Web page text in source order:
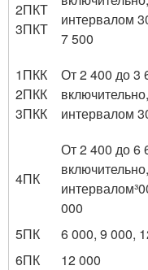
2ПКТ
3ПКТ
интервалом
7 500
1ПКК
2ПКК
3ПКК
От 2 400 до 3
интервалом
4ПК
От 2 400 до 6
000
5ПК 6 000, 9 000,
6ПК
12 000